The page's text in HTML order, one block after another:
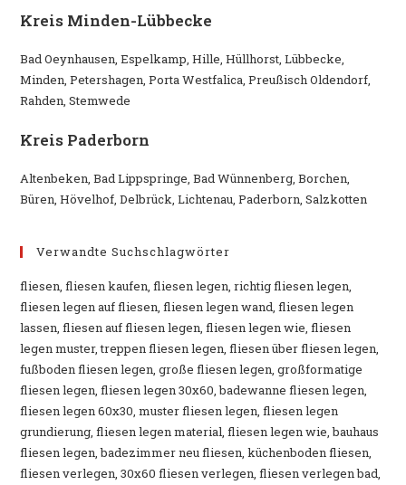
Kreis Minden-Lübbecke
Bad Oeynhausen, Espelkamp, Hille, Hüllhorst, Lübbecke,
Minden, Petershagen, Porta Westfalica, Preußisch Oldendorf,
Rahden, Stemwede
Kreis Paderborn
Altenbeken, Bad Lippspringe, Bad Wünnenberg, Borchen,
Büren, Hövelhof, Delbrück, Lichtenau, Paderborn, Salzkotten
Verwandte Suchschlagwörter
fliesen, fliesen kaufen, fliesen legen, richtig fliesen legen,
fliesen legen auf fliesen, fliesen legen wand, fliesen legen
lassen, fliesen auf fliesen legen, fliesen legen wie, fliesen
legen muster, treppen fliesen legen, fliesen über fliesen legen,
fußboden fliesen legen, große fliesen legen, großformatige
fliesen legen, fliesen legen 30x60, badewanne fliesen legen,
fliesen legen 60x30, muster fliesen legen, fliesen legen
grundierung, fliesen legen material, fliesen legen wie, bauhaus
fliesen legen, badezimmer neu fliesen, küchenboden fliesen,
fliesen verlegen, 30x60 fliesen verlegen, fliesen verlegen bad,